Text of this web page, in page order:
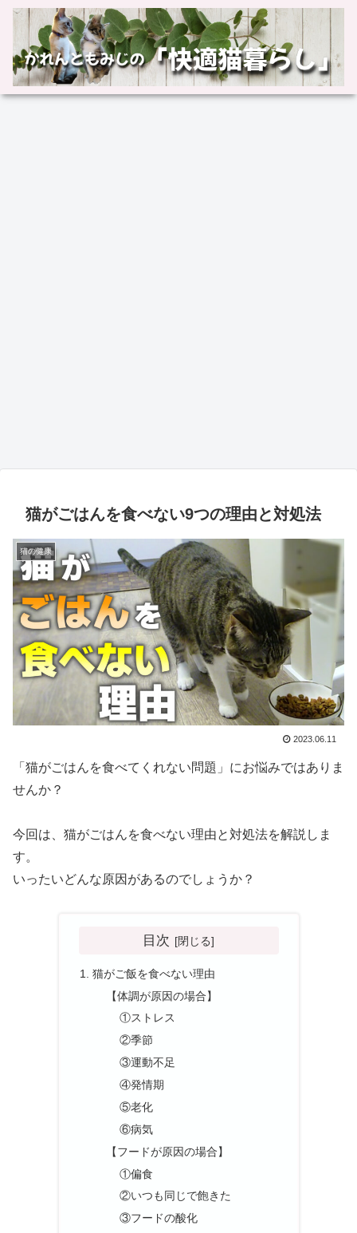
猫がごはんを食べない9つの理由と対処法
猫の健康
2023.06.11
「猫がごはんを食べてくれない問題」にお悩みではありま
せんか？
今回は、猫がごはんを食べない理由と対処法を解説しま
す。
いったいどんな原因があるのでしょうか？
目次
猫がご飯を食べない理由
【体調が原因の場合】
①ストレス
②季節
③運動不足
④発情期
⑤老化
⑥病気
【フードが原因の場合】
①偏食
②いつも同じで飽きた
③フードの酸化